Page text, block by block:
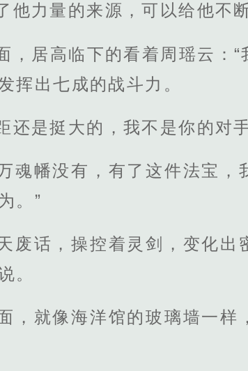
他力量的来源，可以给他不
，居高临下的看着周瑶云：
挥出七成的战斗力。
还是挺大的，我不是你的对手
魂幡没有，有了这件法宝，
。”
废话，操控着灵剑，变化出
。
，就像海洋馆的玻璃墙一样